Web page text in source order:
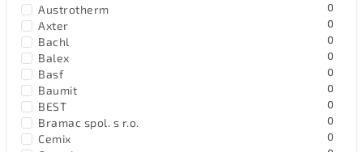
Austrotherm 0
Axter 0
Bachl 0
Balex 0
Basf 0
Baumit 0
BEST 0
Bramac spol. s r.o. 0
Cemix 0